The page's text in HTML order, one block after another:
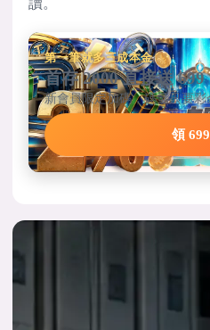
讀。
第一筆就多三成本金
首存 2000 直接送 699
新會員限定加碼，碼量只要
領